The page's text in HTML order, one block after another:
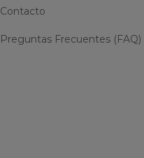
Contacto
Preguntas Frecuentes (FAQ)